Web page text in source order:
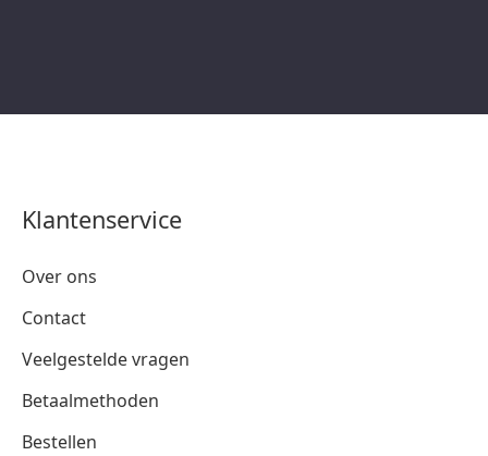
Klantenservice
Over ons
Contact
Veelgestelde vragen
Betaalmethoden
Bestellen